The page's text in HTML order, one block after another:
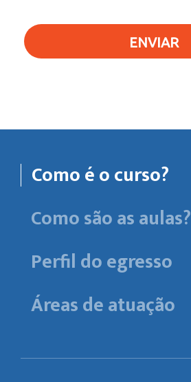
ENVIAR
Como é o curso?
Como são as aulas?
Perfil do egresso
Áreas de atuação